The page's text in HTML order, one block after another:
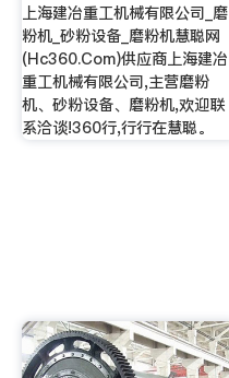
上海建冶重工机械有限公司_磨
粉机_砂粉设备_磨粉机慧聪网
(Hc360.Com)供应商上海建冶
重工机械有限公司,主营磨粉
机、砂粉设备、磨粉机,欢迎联
系洽谈!360行,行行在慧聪。